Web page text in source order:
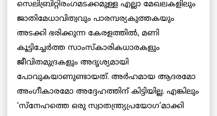
സെലിബ്രിറ്റിരംഗമടക്കമുള്ള എല്ലാ മേഖലകളിലും
ജാതിമേധാവിത്വവും പാരമ്പര്യകുത്തകയും
അടക്കി ഭരിക്കുന്ന കേരളത്തില്‍, മണി
കൂട്ടിച്ചേര്‍ത്ത സാംസ്‌കാരികധാരകളും
ജീവിതമുദ്രകളും അദൃശ്യമായി
പോവുകയാണുണ്ടായത്. അര്‍ഹമായ ആദരമോ
അംഗീകാരമോ അദ്ദേഹത്തിന് കിട്ടിയില്ല. എങ്കിലും
‘സ്‌നേഹത്തെ ഒരു സ്വാതന്ത്ര്യപ്രയോഗ’മാക്കി